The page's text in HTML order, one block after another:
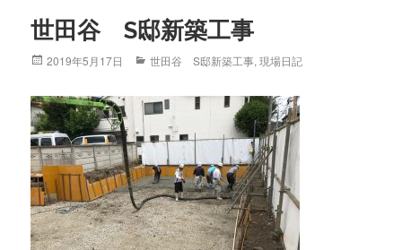
世田谷 S邸新築工事
Posted
2019年5月17日 Categories
世田谷 S邸新築工事,現場日記